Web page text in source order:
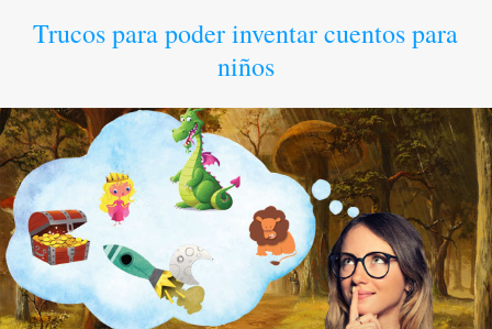
Trucos para poder inventar cuentos para
niños